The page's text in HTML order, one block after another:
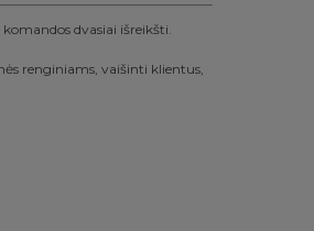
dvasiai išreikšti.
renginiams, vaišinti klientus,